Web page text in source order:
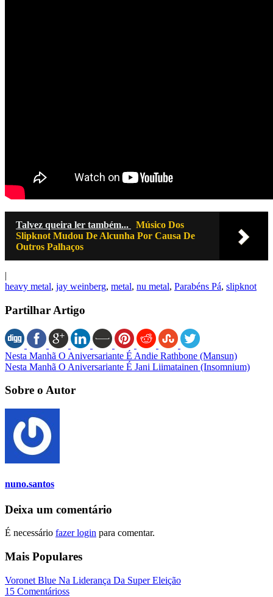
Talvez queira ler também...
Músico Dos
Slipknot Mudou De Alcunha Por Causa De
Outros Palhaços
|
heavy metal, jay weinberg, metal, nu metal, Parabéns Pá, slipknot
Partilhar Artigo
Nesta Manhã O Aniversariante É Andie Rathbone (Mansun)
Nesta Manhã O Aniversariante É Jani Liimatainen (Insomnium)
Sobre o Autor
nuno.santos
Deixa um comentário
É necessário fazer login para comentar.
Mais Populares
Voronet Blue Na Liderança Da Super Eleição
15 Comentárioss